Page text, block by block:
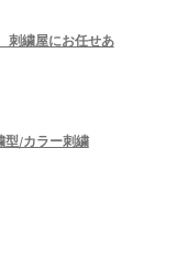
刺繍屋にお任せあ
型/カラー刺繍